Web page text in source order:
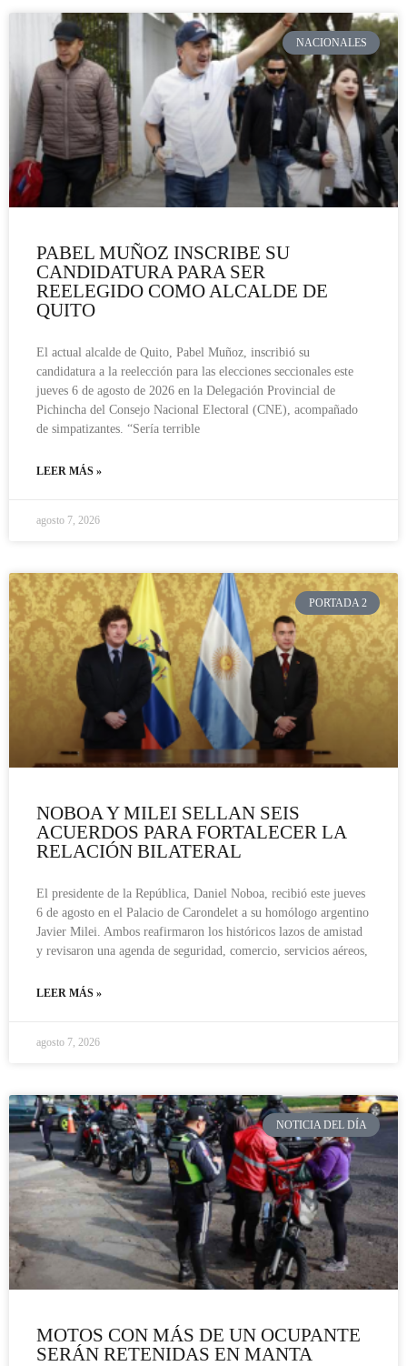
NACIONALES
PABEL MUÑOZ INSCRIBE SU
CANDIDATURA PARA SER
REELEGIDO COMO ALCALDE DE
QUITO
El actual alcalde de Quito, Pabel Muñoz, inscribió su
candidatura a la reelección para las elecciones seccionales este
jueves 6 de agosto de 2026 en la Delegación Provincial de
Pichincha del Consejo Nacional Electoral (CNE), acompañado
de simpatizantes. “Sería terrible
LEER MÁS »
agosto 7, 2026
PORTADA 2
NOBOA Y MILEI SELLAN SEIS
ACUERDOS PARA FORTALECER LA
RELACIÓN BILATERAL
El presidente de la República, Daniel Noboa, recibió este jueves
6 de agosto en el Palacio de Carondelet a su homólogo argentino
Javier Milei. Ambos reafirmaron los históricos lazos de amistad
y revisaron una agenda de seguridad, comercio, servicios aéreos,
LEER MÁS »
agosto 7, 2026
NOTICIA DEL DÍA
MOTOS CON MÁS DE UN OCUPANTE
SERÁN RETENIDAS EN MANTA